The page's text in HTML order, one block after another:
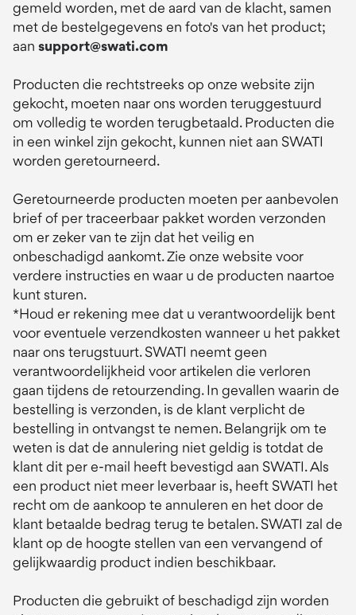
gemeld worden, met de aard van de klacht, samen
met de bestelgegevens en foto's van het product;
aan support@swati.com
Producten die rechtstreeks op onze website zijn
gekocht, moeten naar ons worden teruggestuurd
om volledig te worden terugbetaald. Producten die
in een winkel zijn gekocht, kunnen niet aan SWATI
worden geretourneerd.
Geretourneerde producten moeten per aanbevolen
brief of per traceerbaar pakket worden verzonden
om er zeker van te zijn dat het veilig en
onbeschadigd aankomt. Zie onze website voor
verdere instructies en waar u de producten naartoe
kunt sturen.
*Houd er rekening mee dat u verantwoordelijk bent
voor eventuele verzendkosten wanneer u het pakket
naar ons terugstuurt. SWATI neemt geen
verantwoordelijkheid voor artikelen die verloren
gaan tijdens de retourzending. In gevallen waarin de
bestelling is verzonden, is de klant verplicht de
bestelling in ontvangst te nemen. Belangrijk om te
weten is dat de annulering niet geldig is totdat de
klant dit per e-mail heeft bevestigd aan SWATI. Als
een product niet meer leverbaar is, heeft SWATI het
recht om de aankoop te annuleren en het door de
klant betaalde bedrag terug te betalen. SWATI zal de
klant op de hoogte stellen van een vervangend of
gelijkwaardig product indien beschikbaar.
Producten die gebruikt of beschadigd zijn worden